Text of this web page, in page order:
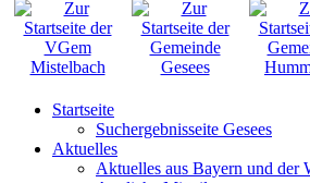
Startseite
Suchergebnisseite Gesees
Aktuelles
Aktuelles aus Bayern und der